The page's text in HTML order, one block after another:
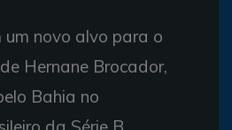
um novo alvo para o
Hernane Brocador,
Bahia no